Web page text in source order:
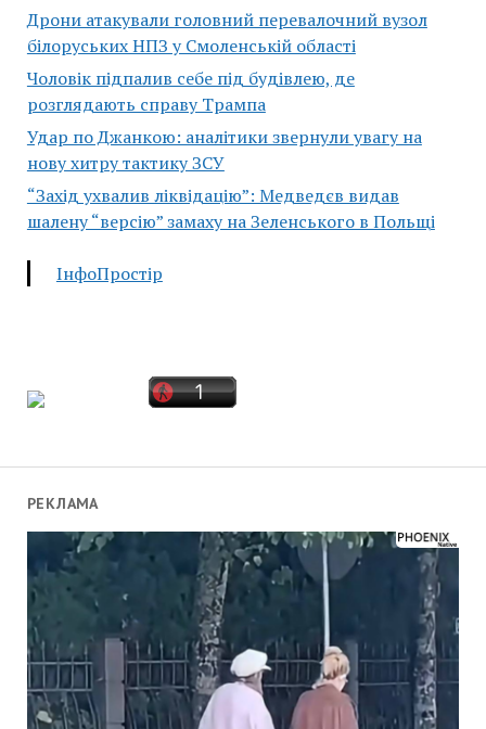
Дрони атакували головний перевалочний вузол
білоруських НПЗ у Смоленській області
Чоловік підпалив себе під будівлею, де
розглядають справу Трампа
Удар по Джанкою: аналітики звернули увагу на
нову хитру тактику ЗСУ
“Захід ухвалив ліквідацію”: Медведєв видав
шалену “версію” замаху на Зеленського в Польщі
ІнфоПростір
РЕКЛАМА